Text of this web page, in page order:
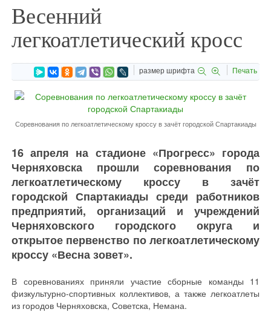
Весенний
легкоатлетический кросс
размер шрифта Печать
Соревнования по легкоатлетическому кроссу в зачёт городской Спартакиады
16 апреля на стадионе «Прогресс» города
Черняховска прошли соревнования по
легкоатлетическому кроссу в зачёт
городской Спартакиады среди работников
предприятий, организаций и учреждений
Черняховского городского округа и
открытое первенство по легкоатлетическому
кроссу «Весна зовет».
В соревнованиях приняли участие сборные команды 11
физкультурно-спортивных коллективов, а также легкоатлеты
из городов Черняховска, Советска, Немана.